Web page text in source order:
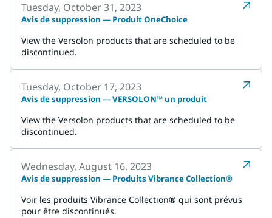
Tuesday, October 31, 2023
Avis de suppression — Produit OneChoice
View the Versolon products that are scheduled to be
discontinued.
Tuesday, October 17, 2023
Avis de suppression — VERSOLON™ un produit
View the Versolon products that are scheduled to be
discontinued.
Wednesday, August 16, 2023
Avis de suppression — Produits Vibrance Collection®
Voir les produits Vibrance Collection® qui sont prévus
pour être discontinués.